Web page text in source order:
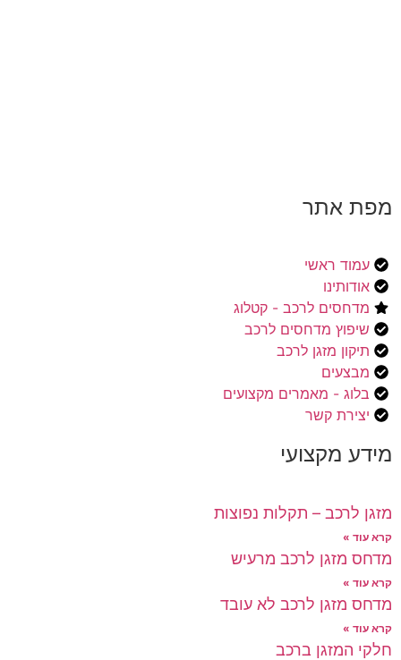
מפת אתר
עמוד ראשי
אודותינו
מדחסים לרכב - קטלוג
שיפוץ מדחסים לרכב
תיקון מזגן לרכב
מבצעים
בלוג - מאמרים מקצועים
יצירת קשר
מידע מקצועי
מזגן לרכב – תקלות נפוצות
קרא עוד »
מדחס מזגן לרכב מרעיש
קרא עוד »
מדחס מזגן לרכב לא עובד
קרא עוד »
חלקי המזגן ברכב